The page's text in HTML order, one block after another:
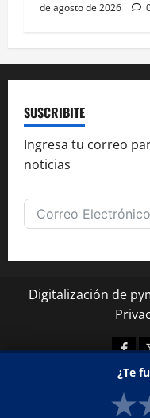
de agosto de 2026
SUSCRIBITE
Ingresa tu correo
noticias
Digitalización de
Copyright ©
¿Te
★